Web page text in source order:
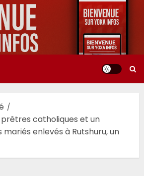
prêtres catholiques et un
enlevés à Rutshuru, un